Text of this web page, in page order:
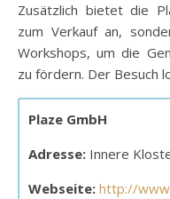
Zusätzlich bietet die
zum Verkauf an,
Workshops, um die
zu fördern. Der Besuch
Plaze GmbH
Adresse: Innere
Webseite: http://